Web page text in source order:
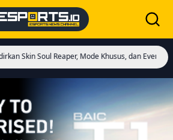
Reaper, Mode Khusus, dan Event Eksklusif!